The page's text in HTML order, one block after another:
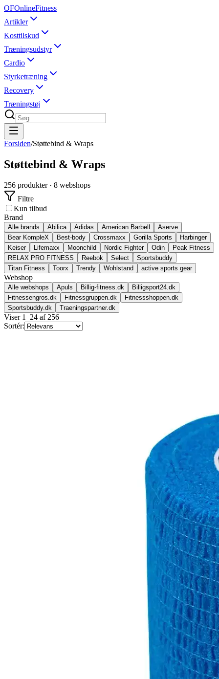
OFOnlineFitness
Artikler
Kosttilskud
Træningsudstyr
Cardio
Styrketræning
Recovery
Træningstøj
Forsiden/Støttebind & Wraps
Støttebind & Wraps
256 produkter · 8 webshops
Filtre
Kun tilbud
Brand
Alle brands Abilica Adidas American Barbell
Aserve
Bear KompleX
Best-body Crossmaxx Gorilla Sports
Harbinger
Keiser
Lifemaxx Moonchild Nordic Fighter Odin
Peak Fitness
RELAX PRO FITNESS
Reebok Select
Sportsbuddy
Titan Fitness
Toorx Trendy Wohlstand active sports gear
Webshop
Alle webshops Apuls Billig-fitness.dk
Billigsport24.dk
Fitnessengros.dk
Fitnessgruppen.dk
Fitnessshoppen.dk
Sportsbuddy.dk
Traeningspartner.dk
Viser 1–24 af 256
Sortér: